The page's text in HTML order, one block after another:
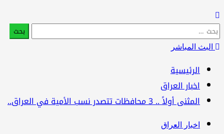
البث المباشر
الرئيسية
اخبار العراق
المثنى أولاً .. 3 محافظات تتصدر نسب الأمية في العراق..
اخبار العراق